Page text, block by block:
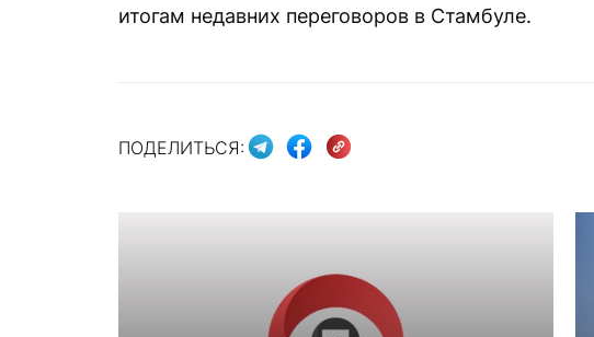
итогам недавних переговоров в Стамбуле.
ПОДЕЛИТЬСЯ: